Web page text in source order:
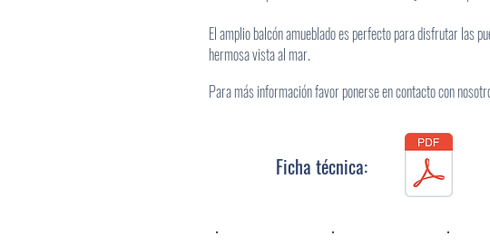
El amplio balcón amueblado es perfecto para disfrutar las
hermosa vista al mar.
Para más información favor ponerse en contacto con
Ficha técnica: